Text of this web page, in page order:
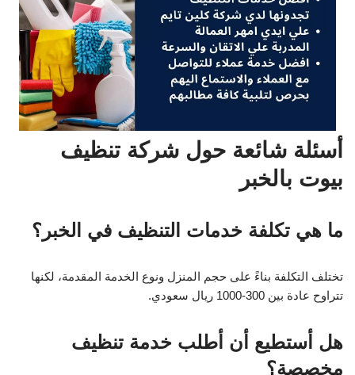
أسئلة شائعة حول شركة تنظيف
بيوت بالخبر
ما هي تكلفة خدمات التنظيف في الخبر؟
تختلف التكلفة بناءً على حجم المنزل ونوع الخدمة المقدمة، لكنها
تتراوح عادة بين 300-1000 ريال سعودي.
هل أستطيع أن أطلب خدمة تنظيف
مخصصة؟